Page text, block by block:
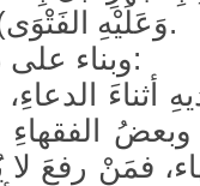
وَعَلَيْهِ الفَتْوَى) اهـ.
وبناء على ذلك:
الدعاءِ،
الفقهاءِ
فمَنْ رفعَ لا